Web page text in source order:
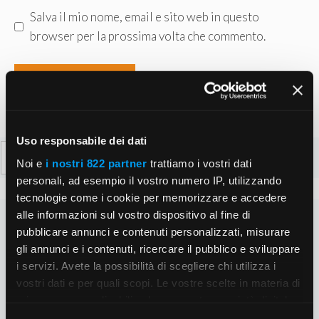
Uso responsabile dei dati
Noi e i nostri 822 partner trattiamo i vostri dati
personali, ad esempio il vostro numero IP, utilizzando
tecnologie come i cookie per memorizzare e accedere
alle informazioni sul vostro dispositivo al fine di
pubblicare annunci e contenuti personalizzati, misurare
gli annunci e i contenuti, ricercare il pubblico e sviluppare
i servizi. Avete la possibilità di scegliere chi utilizza i
vostri dati e per quali scopi. Le vostre scelte in materia di
Salva il mio nome, email e sito web in questo
browser per la prossima volta che commento.
Ricerca
per: